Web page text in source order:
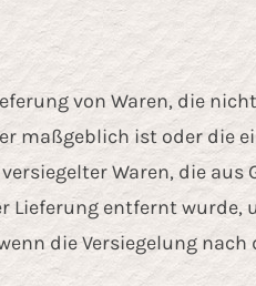
von Waren, die
maßgeblich ist oder die
Waren, die
entfernt wurde,
die Versiegelung